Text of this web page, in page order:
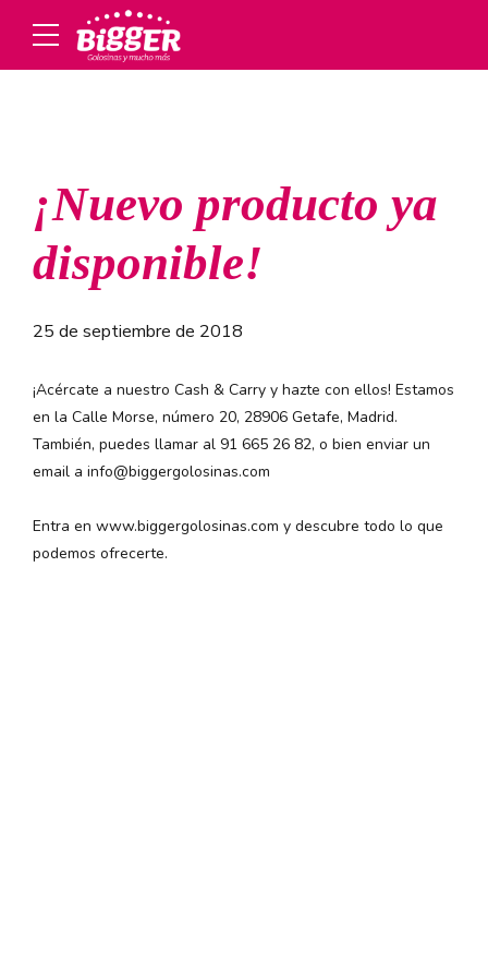
¡Nuevo producto ya
disponible!
25 de septiembre de 2018
¡Acércate a nuestro Cash & Carry y hazte con ellos! Estamos
en la Calle Morse, número 20, 28906 Getafe, Madrid.
También, puedes llamar al 91 665 26 82, o bien enviar un
email a info@biggergolosinas.com
Entra en www.biggergolosinas.com y descubre todo lo que
podemos ofrecerte.